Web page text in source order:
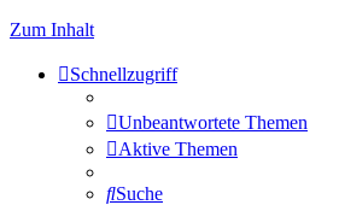
Zum Inhalt
Schnellzugriff
Unbeantwortete Themen
Aktive Themen
Suche